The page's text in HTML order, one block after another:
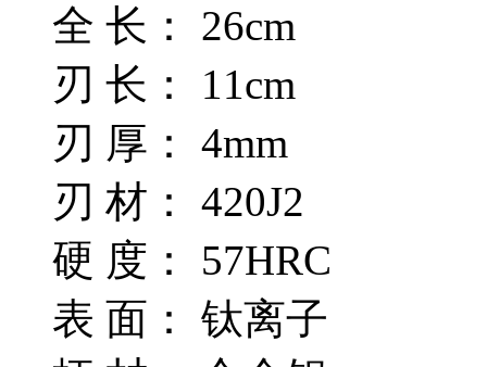
全 长： 26cm
刃 长： 11cm
刃 厚： 4mm
刃 材： 420J2
硬 度： 57HRC
表 面： 钛离子